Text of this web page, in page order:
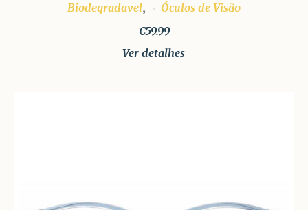
Biodegradavel,
Óculos de Visão
€59.99
Ver detalhes